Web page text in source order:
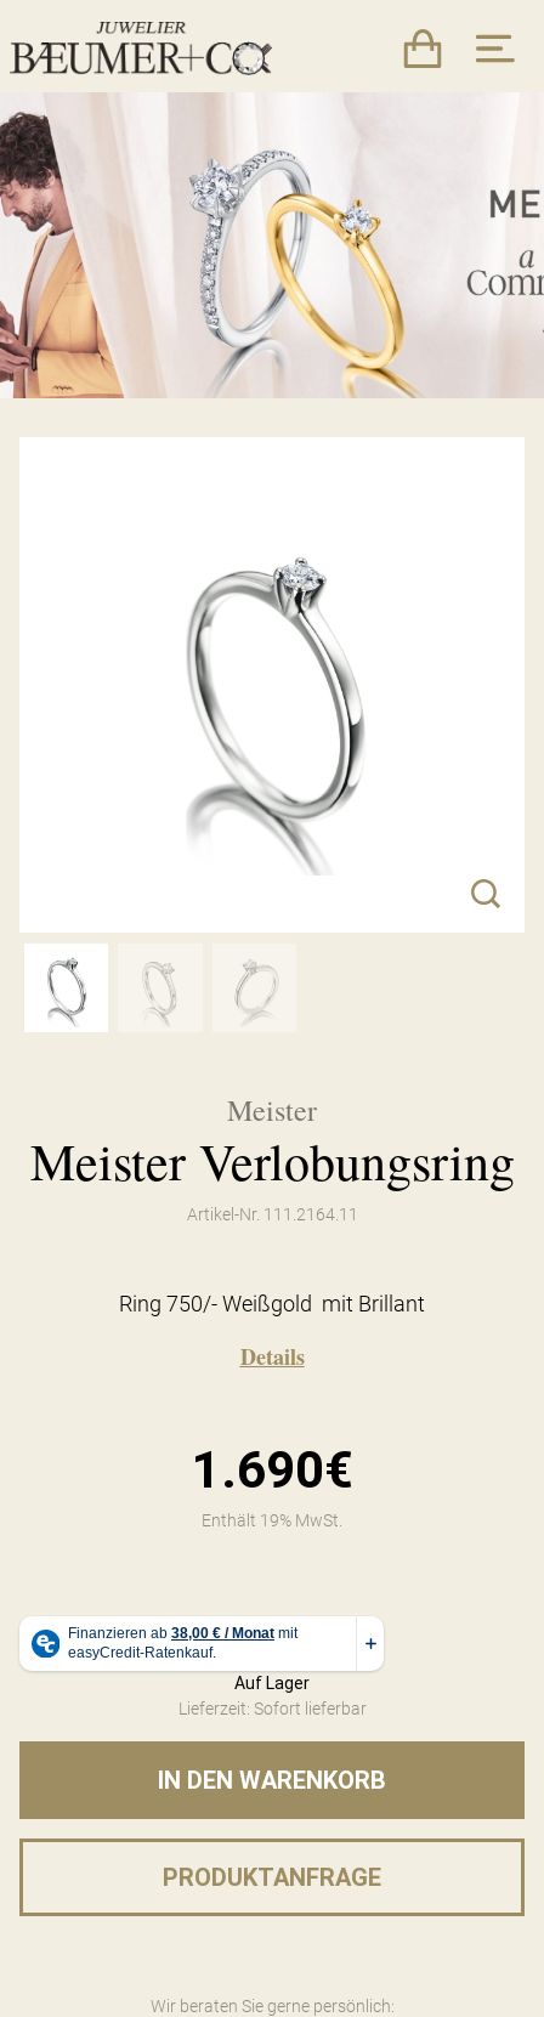
Meister
Meister Verlobungsring
Artikel-Nr. 111.2164.11
Ring 750/- Weißgold mit Brillant
Details
1.690€
Enthält 19% MwSt.
Auf Lager
Lieferzeit: Sofort lieferbar
IN DEN WARENKORB
PRODUKTANFRAGE
Wir beraten Sie gerne persönlich: